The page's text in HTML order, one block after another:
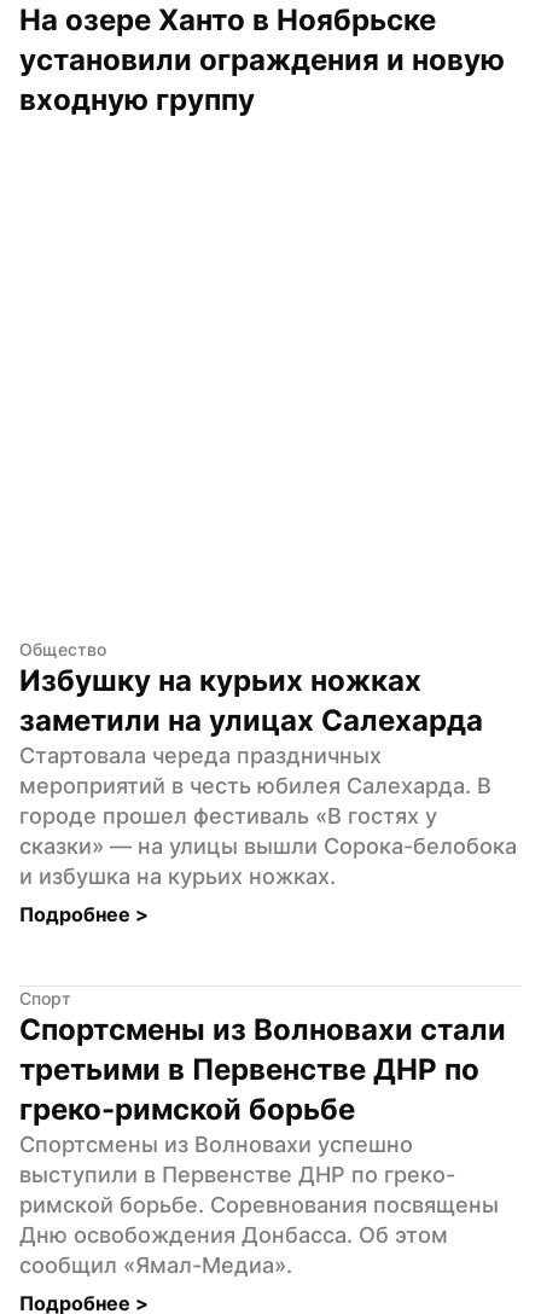
На озере Ханто в Ноябрьске
установили ограждения и новую
входную группу
Общество
Избушку на курьих ножках
заметили на улицах Салехарда
Стартовала череда праздничных
мероприятий в честь юбилея Салехарда. В
городе прошел фестиваль «В гостях у
сказки» — на улицы вышли Сорока-белобока
и избушка на курьих ножках.
Подробнее >
Спорт
Спортсмены из Волновахи стали
третьими в Первенстве ДНР по
греко-римской борьбе
Спортсмены из Волновахи успешно
выступили в Первенстве ДНР по греко-
римской борьбе. Соревнования посвящены
Дню освобождения Донбасса. Об этом
сообщил «Ямал-Медиа».
Подробнее >